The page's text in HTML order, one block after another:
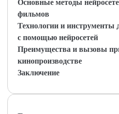
Основные методы
фильмов
Технологии и инструменты
с помощью нейросетей
Преимущества и вызовы
кинопроизводстве
Заключение